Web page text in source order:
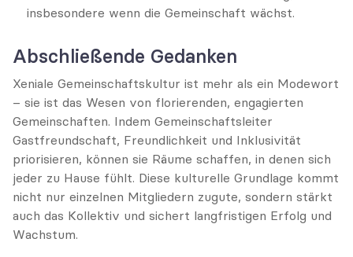
insbesondere wenn die Gemeinschaft wächst.
Abschließende Gedanken
Xeniale Gemeinschaftskultur ist mehr als ein Modewort
– sie ist das Wesen von florierenden, engagierten
Gemeinschaften. Indem Gemeinschaftsleiter
Gastfreundschaft, Freundlichkeit und Inklusivität
priorisieren, können sie Räume schaffen, in denen sich
jeder zu Hause fühlt. Diese kulturelle Grundlage kommt
nicht nur einzelnen Mitgliedern zugute, sondern stärkt
auch das Kollektiv und sichert langfristigen Erfolg und
Wachstum.